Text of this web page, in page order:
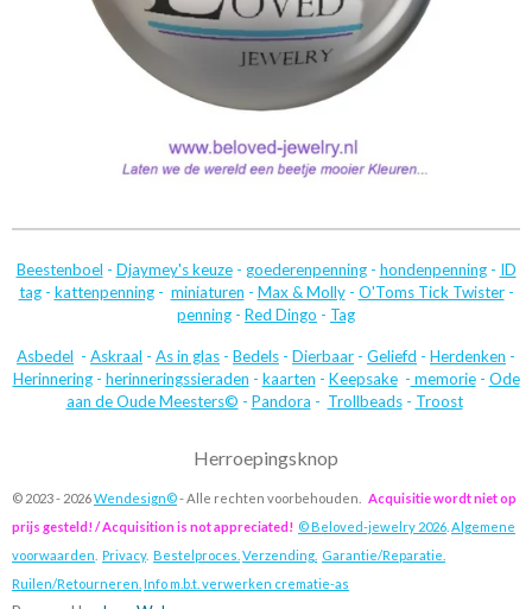
Beestenboel - Djaymey's keuze- goederenpenning- hondenpenning- ID
tag- kattenpenning- miniaturen - Max & Molly- O'Toms Tick Twister-
penning - Red Dingo - Tag
Asbedel - Askraal - As in glas - Bedels - Dierbaar - Geliefd - Herdenken -
Herinnering- herinneringssieraden - kaarten - Keepsake- memorie- Ode
aan de Oude Meesters© - Pandora - Trollbeads- Troost
Herroepingsknop
© 2023 - 2026Wendesign©- Alle rechten voorbehouden.
Acquisitie wordt niet op
prijs gesteld! / Acquisition is not appreciated! © Beloved-jewelry 2026 Algemene
voorwaarden Privacy. Bestelproces. Verzending. Garantie/Reparatie.
Ruilen/Retourneren. Info m.b.t. verwerken crematie-as